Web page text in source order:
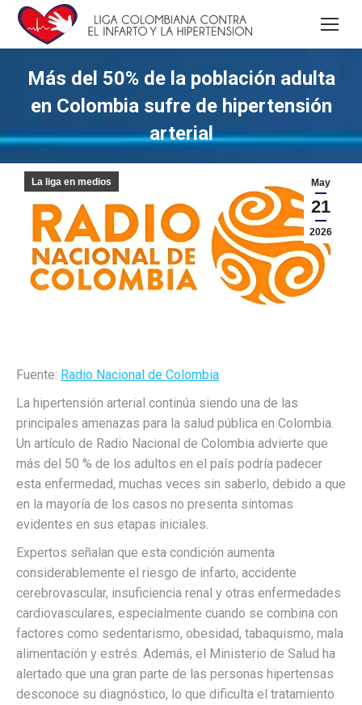
Más del 50% de la población adulta
en Colombia sufre de hipertensión
arterial
May
21
2026
La liga en medios
Fuente: Radio Nacional de Colombia
La hipertensión arterial continúa siendo una de las
principales amenazas para la salud pública en Colombia.
Un artículo de Radio Nacional de Colombia advierte que
más del 50 % de los adultos en el país podría padecer
esta enfermedad, muchas veces sin saberlo, debido a que
en la mayoría de los casos no presenta síntomas
evidentes en sus etapas iniciales.
Expertos señalan que esta condición aumenta
considerablemente el riesgo de infarto, accidente
cerebrovascular, insuficiencia renal y otras enfermedades
cardiovasculares, especialmente cuando se combina con
factores como sedentarismo, obesidad, tabaquismo, mala
alimentación y estrés. Además, el Ministerio de Salud ha
alertado que una gran parte de las personas hipertensas
desconoce su diagnóstico, lo que dificulta el tratamiento